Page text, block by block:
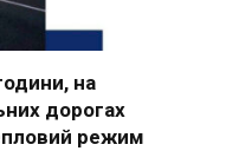
на
дорогах
режим